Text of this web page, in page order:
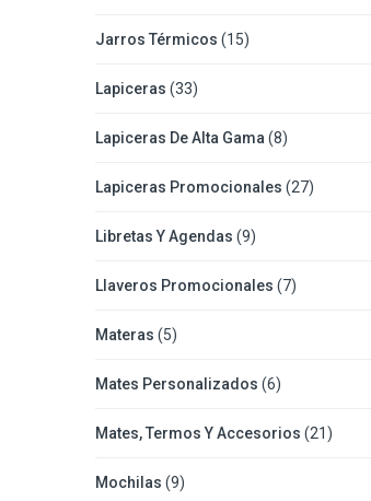
Jarros Térmicos (15)
Lapiceras (33)
Lapiceras De Alta Gama (8)
Lapiceras Promocionales (27)
Libretas Y Agendas (9)
Llaveros Promocionales (7)
Materas (5)
Mates Personalizados (6)
Mates, Termos Y Accesorios (21)
Mochilas (9)